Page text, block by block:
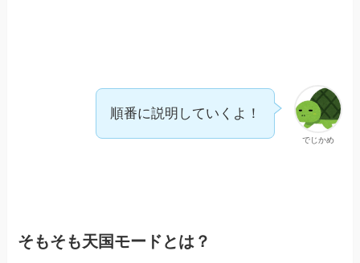
でじかめ
順番に説明していくよ！
そもそも天国モードとは？